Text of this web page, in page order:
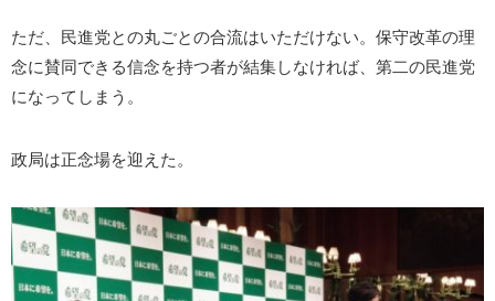
ただ、民進党との丸ごとの合流はいただけない。保守改革の理
念に賛同できる信念を持つ者が結集しなければ、第二の民進党
になってしまう。
政局は正念場を迎えた。